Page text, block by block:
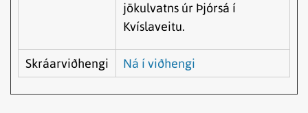
jökulvatns úr Þjórsá í
Kvíslaveitu.
Skráarviðhengi Ná í viðhengi